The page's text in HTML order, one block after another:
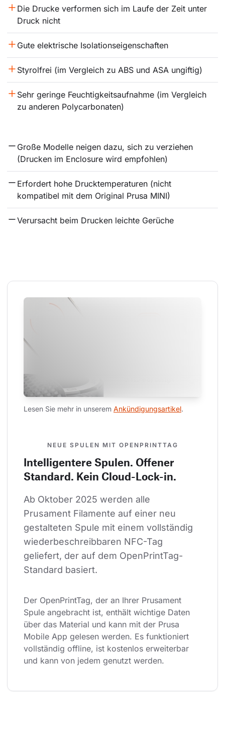
Die Drucke verformen sich im Laufe der Zeit unter
Druck nicht
Gute elektrische Isolationseigenschaften
Styrolfrei (im Vergleich zu ABS und ASA ungiftig)
Sehr geringe Feuchtigkeitsaufnahme (im Vergleich
zu anderen Polycarbonaten)
Große Modelle neigen dazu, sich zu verziehen
(Drucken im Enclosure wird empfohlen)
Erfordert hohe Drucktemperaturen (nicht
kompatibel mit dem Original Prusa MINI)
Verursacht beim Drucken leichte Gerüche
Lesen Sie mehr in unserem Ankündigungsartikel.
NEUE SPULEN MIT OPENPRINTTAG
Intelligentere Spulen. Offener
Standard. Kein Cloud-Lock-in.
Ab Oktober 2025 werden alle
Prusament Filamente auf einer neu
gestalteten Spule mit einem vollständig
wiederbeschreibbaren NFC-Tag
geliefert, der auf dem OpenPrintTag-
Standard basiert.
Der OpenPrintTag, der an Ihrer Prusament
Spule angebracht ist, enthält wichtige Daten
über das Material und kann mit der Prusa
Mobile App gelesen werden. Es funktioniert
vollständig offline, ist kostenlos erweiterbar
und kann von jedem genutzt werden.